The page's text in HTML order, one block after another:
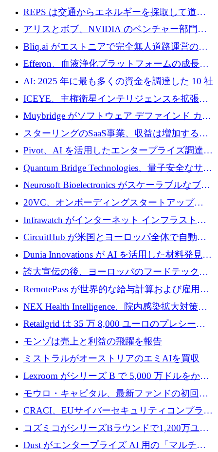
Mistral が Emmi AI を買収、Bliq がエストニア
での完全無人道路運営を承認
REPS は交通からエネルギーを採取して道路
を発電所に変えるために 2,360 万ドルを調達
アリスとボブ、NVIDIA のベンチャー部門か
らの投資でシリーズ B を拡大
Bliq.ai がエストニアで完全無人道路運営の承
認を獲得
Efferon、血液浄化プラットフォームの成長に
250万ユーロを確保
AI: 2025 年に最も多くの資金を調達した 10 社
ICEYE、主権衛星インテリジェンスを拡張す
るために 3 億ユーロの信用枠を確保
Muybridge がソフトウェア デファインド カメ
ラ テクノロジーを拡張するためにシリーズ A
で 1,600 万ドルを調達
スターリングのSaaS事業、収益は増加するも
グループ利益は減少
Pivot、AI を活用したエンタープライズ調達プ
ラットフォームを拡大するために 4,000 万ド
ルを調達
Quantum Bridge Technologies、量子安全なサイ
バーセキュリティ インフラストラクチャの拡
Neurosoft Bioelectronics がスケーラブルなブレ
イン コンピューター インターフェイスのため
に 750 万ドルを調達
20VC、オンボーディングスタートアップ
Prelude へのシリーズ A 投資で 2,000 万ドルを
Infrawatch がインターネット インフラストラ
クチャ インテリジェンス向けに 300 万ドルの
プレシードを確保
CircuitHub が米国とヨーロッパ全体で自動電
子機器製造を拡大するために 2,800 万ドルを
Dunia Innovations が AI を活用した材料発見を
産業化するために 2 億 8,000 万ユーロのベル
誇大宣伝の後、ヨーロッパのフードテックセ
クターはファンダメンタルズを中心に再構築
RemotePass が世界的な給与計算および雇用プ
ラットフォームを拡大するために 1,740 万ド
NEX Health Intelligence、院内感染拡大対策に
100万ユーロを確保
Retailgrid は 35 万 8,000 ユーロのプレシード
ラウンドで小売業のスプレッドシートをター
ゲットにしています
モンゾは売上と利益の飛躍を報告
ミストラルがオーストリアのエミAIを買収
Lexroom がシリーズ B で 5,000 万ドルをかけ
てヨーロッパ大陸法用の法律 AI を構築
モウロ・キャピタル、最新ファンドの初回ク
ローズで4億ドルを確保
CRACI、EUサイバーセキュリティコンプライ
アンスプラットフォームのために140万ユーロ
コズミコがシリーズBラウンドで1,200万ユー
ロを調達
Dust がエンタープライズ AI 用の「マルチプ